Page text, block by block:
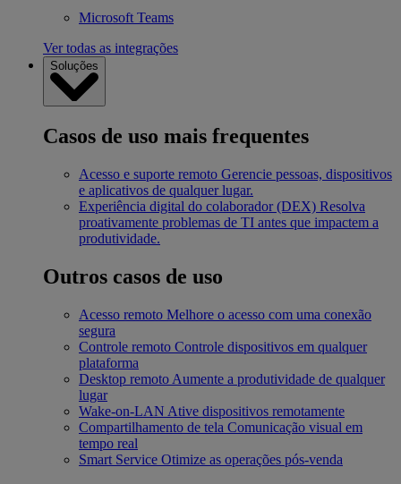
Microsoft Teams
Ver todas as integrações
Soluções
Casos de uso mais frequentes
Acesso e suporte remoto Gerencie pessoas, dispositivos
e aplicativos de qualquer lugar.
Experiência digital do colaborador (DEX) Resolva
proativamente problemas de TI antes que impactem a
produtividade.
Outros casos de uso
Acesso remoto Melhore o acesso com uma conexão
segura
Controle remoto Controle dispositivos em qualquer
plataforma
Desktop remoto Aumente a produtividade de qualquer
lugar
Wake-on-LAN Ative dispositivos remotamente
Compartilhamento de tela Comunicação visual em
tempo real
Smart Service Otimize as operações pós-venda